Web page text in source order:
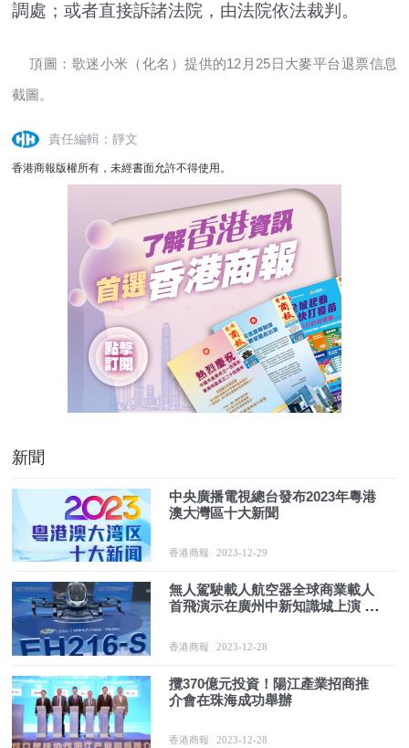
調處；或者直接訴諸法院，由法院依法裁判。
頂圖：歌迷小米（化名）提供的12月25日大麥平台退票信息
截圖。
責任編輯：靜文
香港商報版權所有，未經書面允許不得使用。
新聞
中央廣播電視總台發布2023年粵港
澳大灣區十大新聞
香港商報 2023-12-29
無人駕駛載人航空器全球商業載人
首飛演示在廣州中新知識城上演 廣
香港商報 2023-12-28
攬370億元投資！陽江產業招商推
介會在珠海成功舉辦
香港商報 2023-12-28